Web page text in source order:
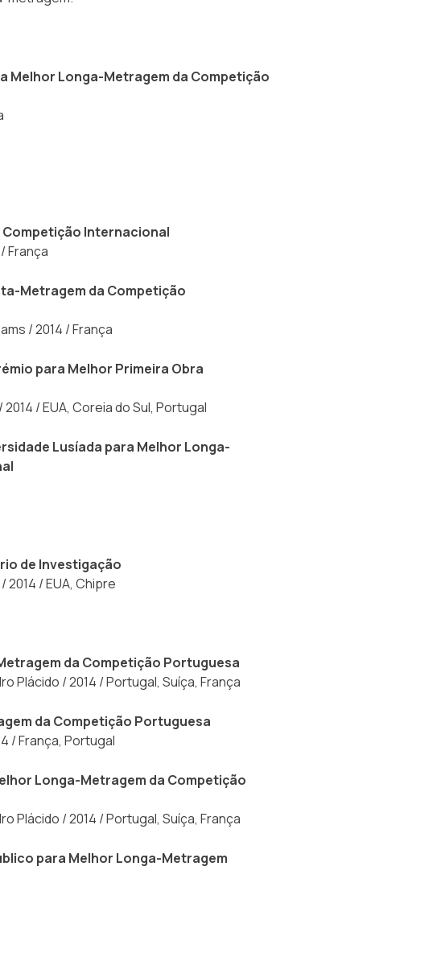
Melhor Longa-Metragem da Competição
Competição Internacional
França
Metragem da Competição
/ 2014 / França
para Melhor Primeira Obra
2014 / EUA, Coreia do Sul, Portugal
Lusíada para Melhor Longa-
de Investigação
2014 / EUA, Chipre
da Competição Portuguesa
Plácido / 2014 / Portugal, Suíça, França
da Competição Portuguesa
/ França, Portugal
Longa-Metragem da Competição
Plácido / 2014 / Portugal, Suíça, França
para Melhor Longa-Metragem